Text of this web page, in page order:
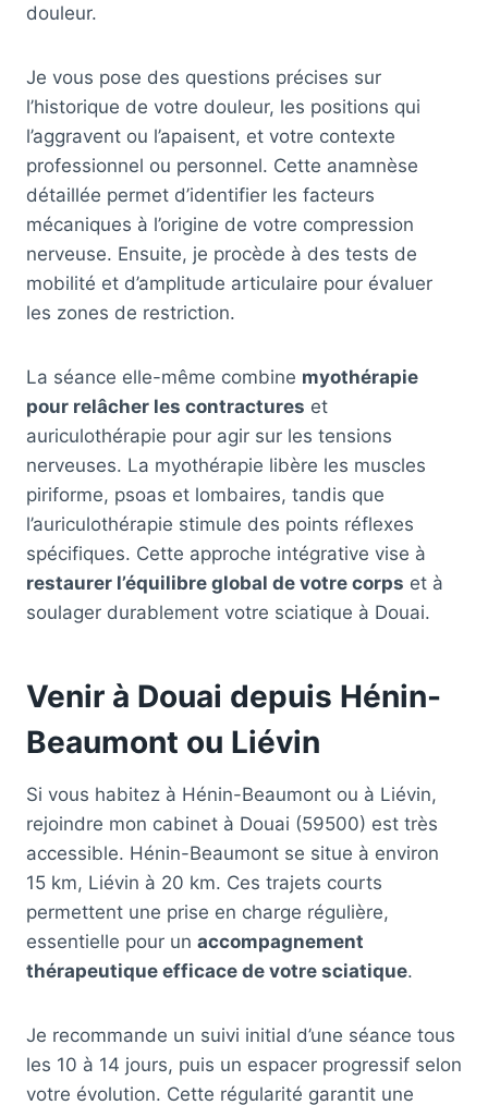
douleur.
Je vous pose des questions précises sur
l’historique de votre douleur, les positions qui
l’aggravent ou l’apaisent, et votre contexte
professionnel ou personnel. Cette anamnèse
détaillée permet d’identifier les facteurs
mécaniques à l’origine de votre compression
nerveuse. Ensuite, je procède à des tests de
mobilité et d’amplitude articulaire pour évaluer
les zones de restriction.
La séance elle-même combine myothérapie
pour relâcher les contractures et
auriculothérapie pour agir sur les tensions
nerveuses. La myothérapie libère les muscles
piriforme, psoas et lombaires, tandis que
l’auriculothérapie stimule des points réflexes
spécifiques. Cette approche intégrative vise à
restaurer l’équilibre global de votre corps et à
soulager durablement votre sciatique à Douai.
Venir à Douai depuis Hénin-
Beaumont ou Liévin
Si vous habitez à Hénin-Beaumont ou à Liévin,
rejoindre mon cabinet à Douai (59500) est très
accessible. Hénin-Beaumont se situe à environ
15 km, Liévin à 20 km. Ces trajets courts
permettent une prise en charge régulière,
essentielle pour un accompagnement
thérapeutique efficace de votre sciatique.
Je recommande un suivi initial d’une séance tous
les 10 à 14 jours, puis un espacer progressif selon
votre évolution. Cette régularité garantit une